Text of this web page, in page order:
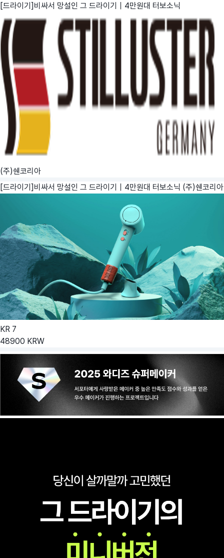
[드라이기]비싸서 망설인 그 드라이기｜4만원대 터보소닉
(주)쉔코리아
[드라이기]비싸서 망설인 그 드라이기｜4만원대 터보소닉 (주)쉔코리아
KR 7
48900 KRW